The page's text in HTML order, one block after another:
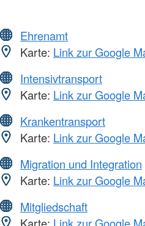
Ehrenamt
Karte: Link zur Google
Intensivtransport
Karte: Link zur Google
Krankentransport
Karte: Link zur Google
Migration und Integration
Karte: Link zur Google
Mitgliedschaft
Karte: Link zur Google